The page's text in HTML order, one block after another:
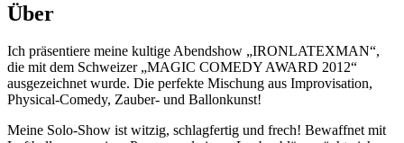
Über
Ich präsentiere meine kultige Abendshow „IRONLATEXMAN“,
die mit dem Schweizer „MAGIC COMEDY AWARD 2012“
ausgezeichnet wurde. Die perfekte Mischung aus Improvisation,
Physical-Comedy, Zauber- und Ballonkunst!
Meine Solo-Show ist witzig, schlagfertig und frech! Bewaffnet mit